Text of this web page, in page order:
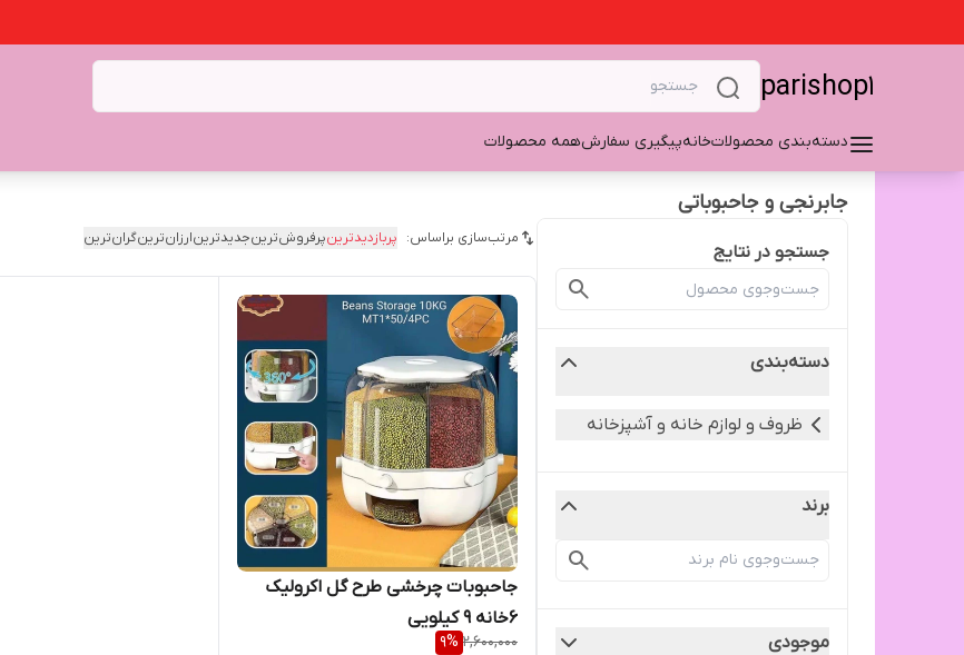
parishop1
دسته‌بندی محصولاتخانهپیگیری سفارشهمه محصولات
جابرنجی و جاحبوباتی
جستجو در نتایج
دسته‌بندی
ظروف و لوازم خانه و آشپزخانه
برند
موجودی
مرتب‌سازی براساس: پربازدیدترینپرفروش‌ترینجدیدترینارزان‌ترینگران‌ترین
جاحبوبات چرخشی طرح گل اکرولیک
۶خانه ۹ کیلویی
2,600,000
9%